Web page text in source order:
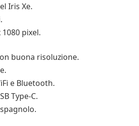
Iris Xe.
pixel.
buona risoluzione.
e Bluetooth.
Type-C.